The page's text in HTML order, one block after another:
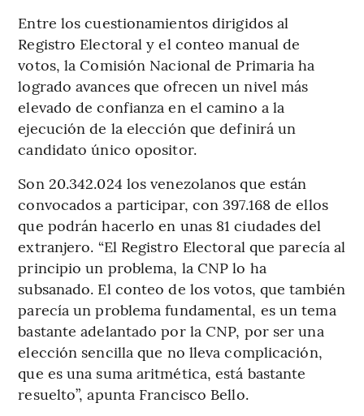
Entre los cuestionamientos dirigidos al
Registro Electoral y el conteo manual de
votos, la Comisión Nacional de Primaria ha
logrado avances que ofrecen un nivel más
elevado de confianza en el camino a la
ejecución de la elección que definirá un
candidato único opositor.
Son 20.342.024 los venezolanos que están
convocados a participar, con 397.168 de ellos
que podrán hacerlo en unas 81 ciudades del
extranjero. “El Registro Electoral que parecía al
principio un problema, la CNP lo ha
subsanado. El conteo de los votos, que también
parecía un problema fundamental, es un tema
bastante adelantado por la CNP, por ser una
elección sencilla que no lleva complicación,
que es una suma aritmética, está bastante
resuelto”, apunta Francisco Bello.